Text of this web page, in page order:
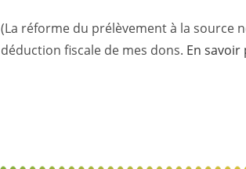
(La réforme du prélèvement à la source
déduction fiscale de mes dons. En savoir